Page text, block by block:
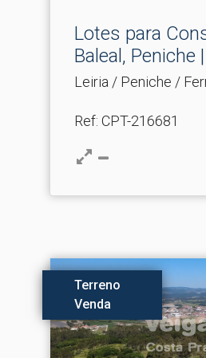
Lotes para
Baleal, Peniche
Leiria / Peniche /
Ref: CPT-216681
Terreno
Venda